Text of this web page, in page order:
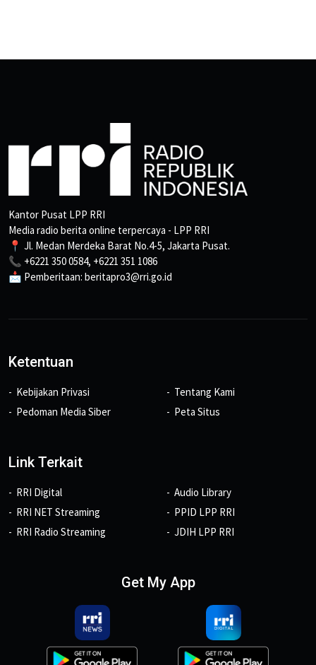
Kantor Pusat LPP RRI
Media radio berita online terpercaya - LPP RRI
📍 Jl. Medan Merdeka Barat No.4-5, Jakarta Pusat.
📞 +6221 350 0584, +6221 351 1086
📩 Pemberitaan: beritapro3@rri.go.id
Ketentuan
Kebijakan Privasi
Pedoman Media Siber
Tentang Kami
Peta Situs
Link Terkait
RRI Digital
RRI NET Streaming
RRI Radio Streaming
Audio Library
PPID LPP RRI
JDIH LPP RRI
Get My App